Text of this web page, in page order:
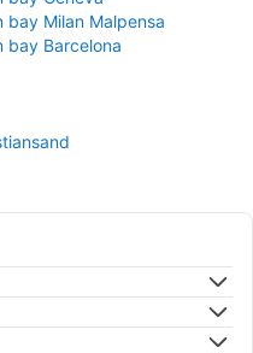
bay Milan Malpensa
bay Barcelona